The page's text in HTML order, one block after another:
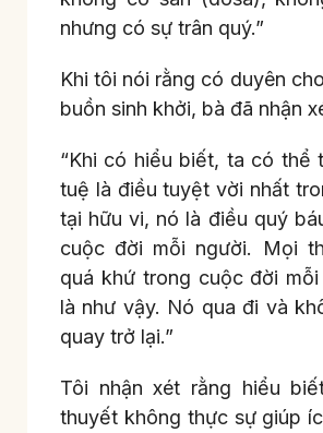
nhưng có sự trân quý.”
Khi tôi nói rằng có duyên
buồn sinh khởi, bà đã nhận
“Khi có hiểu biết, ta có thể
tuệ là điều tuyệt vời nhất
tại hữu vi, nó là điều quý
cuộc đời mỗi người. Mọi
quá khứ trong cuộc đời
là như vậy. Nó qua đi và
quay trở lại.”
Tôi nhận xét rằng hiểu
thuyết không thực sự giúp